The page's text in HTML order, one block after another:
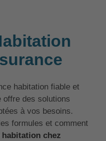
habitation fiable et
offre des solutions
à vos besoins.
formules et comment
habitation chez